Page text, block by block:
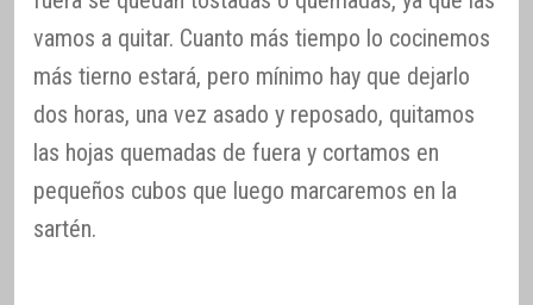
vamos a quitar. Cuanto más tiempo lo cocinemos
más tierno estará, pero mínimo hay que dejarlo
dos horas, una vez asado y reposado, quitamos
las hojas quemadas de fuera y cortamos en
pequeños cubos que luego marcaremos en la
sartén.